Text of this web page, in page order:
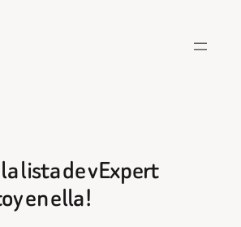
lista de vExpert
en ella!